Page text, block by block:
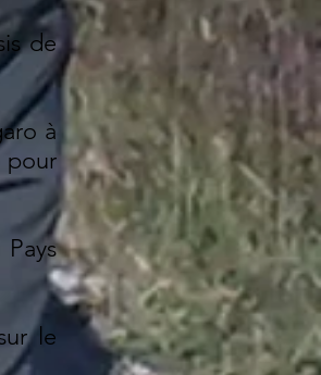
de
à
pour
le